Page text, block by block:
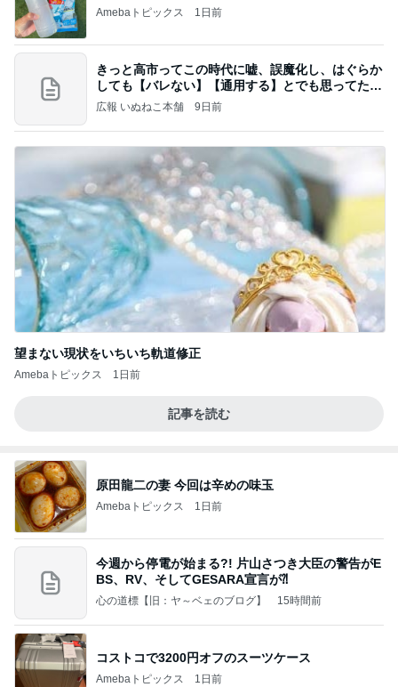
Amebaトピックス 1日前
きっと高市ってこの時代に嘘、誤魔化し、はぐらか
しても【バレない】【通用する】とでも思ってたん
だろ
広報 いぬねこ本舗 9日前
望まない現状をいちいち軌道修正
Amebaトピックス 1日前
記事を読む
原田龍二の妻 今回は辛めの味玉
Amebaトピックス 1日前
今週から停電が始まる?! 片山さつき大臣の警告がE
BS、RV、そしてGESARA宣言が⁈
心の道標【旧：ヤ～ベェのブログ】 15時間前
コストコで3200円オフのスーツケース
Amebaトピックス 1日前